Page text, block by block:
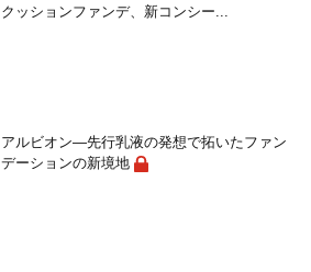
クッションファンデ、新コンシー...
アルビオン―先行乳液の発想で拓いたファン
デーションの新境地